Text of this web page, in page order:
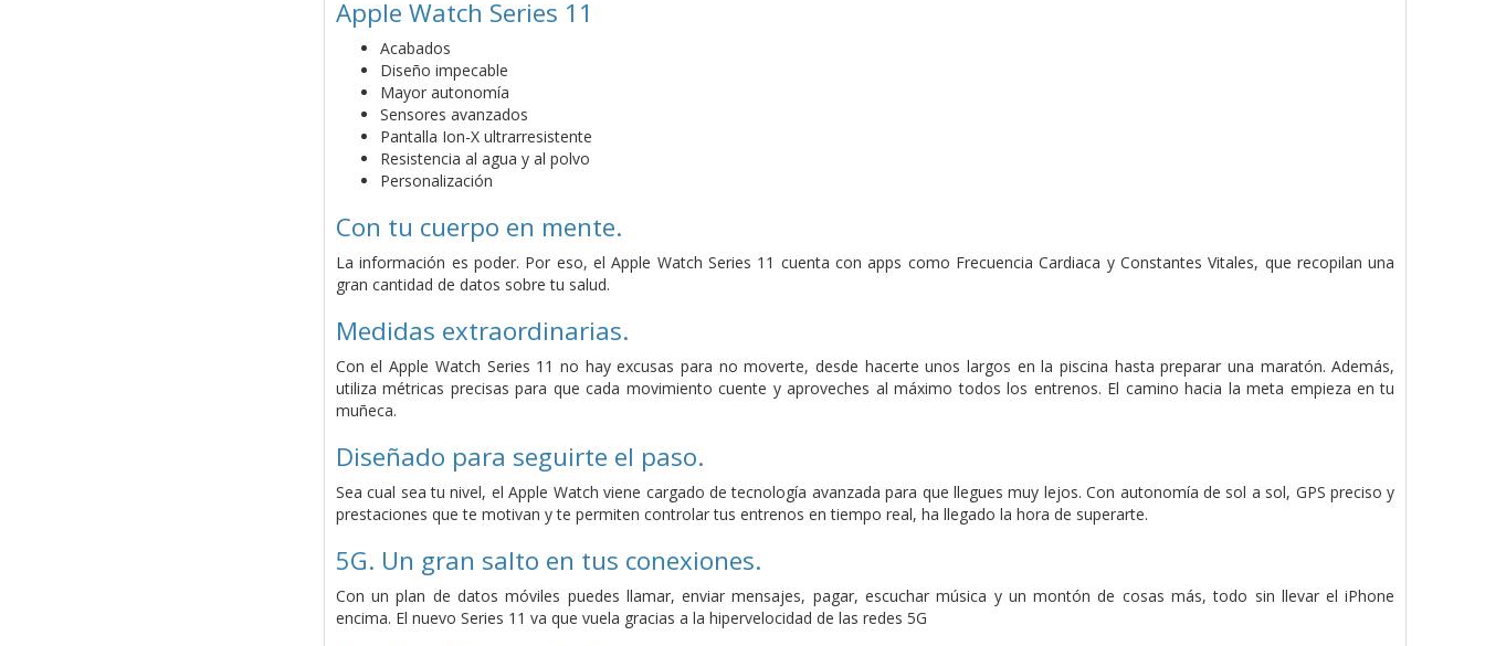
Apple Watch Series 11
Acabados
Diseño impecable
Mayor autonomía
Sensores avanzados
Pantalla Ion-X ultrarresistente
Resistencia al agua y al polvo
Personalización
Con tu cuerpo en mente.
La información es poder. Por eso, el Apple Watch Series 11 cuenta con apps como Frecuencia Cardiaca y Constantes Vitales, que recopilan una
gran cantidad de datos sobre tu salud.
Medidas extraordinarias.
Con el Apple Watch Series 11 no hay excusas para no moverte, desde hacerte unos largos en la piscina hasta preparar una maratón. Además,
utiliza métricas precisas para que cada movimiento cuente y aproveches al máximo todos los entrenos. El camino hacia la meta empieza en tu
muñeca.
Diseñado para seguirte el paso.
Sea cual sea tu nivel, el Apple Watch viene cargado de tecnología avanzada para que llegues muy lejos. Con autonomía de sol a sol, GPS preciso y
prestaciones que te motivan y te permiten controlar tus entrenos en tiempo real, ha llegado la hora de superarte.
5G. Un gran salto en tus conexiones.
Con un plan de datos móviles puedes llamar, enviar mensajes, pagar, escuchar música y un montón de cosas más, todo sin llevar el iPhone
encima. El nuevo Series 11 va que vuela gracias a la hipervelocidad de las redes 5G